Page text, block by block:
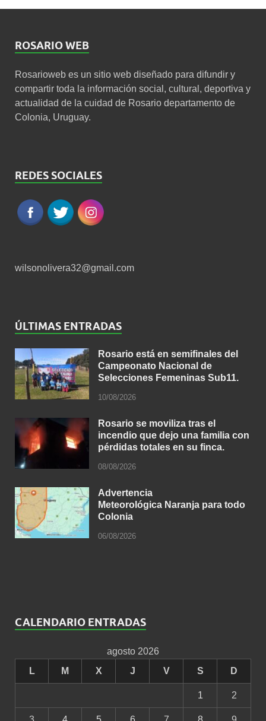
ROSARIO WEB
Rosarioweb es un sitio web diseñado para difundir y
compartir toda la información social, cultural, deportiva y
actualidad de la cuidad de Rosario departamento de
Colonia, Uruguay.
REDES SOCIALES
wilsonolivera32@gmail.com
ÚLTIMAS ENTRADAS
Rosario está en semifinales del
Campeonato Nacional de
Selecciones Femeninas Sub11.
10/08/2026
Rosario se moviliza tras el
incendio que dejo una familia con
pérdidas totales en su finca.
08/08/2026
Advertencia
Meteorológica Naranja para todo
Colonia
06/08/2026
CALENDARIO ENTRADAS
agosto 2026
L
M X J V S D
1 2